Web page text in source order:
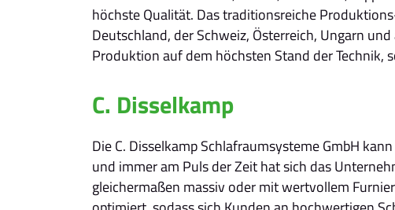
höchste Qualität. Das traditionsreiche
Deutschland, der Schweiz, Österreich, Ungarn
Produktion auf dem höchsten Stand der Technik,
C. Disselkamp
Die C. Disselkamp Schlafraumsysteme GmbH
und immer am Puls der Zeit hat sich das
gleichermaßen massiv oder mit wertvollem